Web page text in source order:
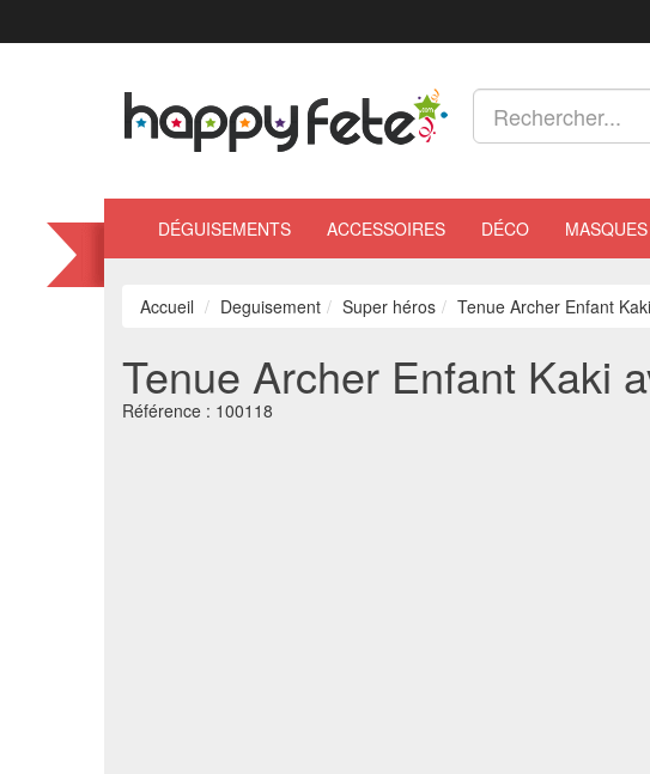
DÉGUISEMENTS ACCESSOIRES DÉCO MASQUES
Accueil Deguisement Super héros Tenue Archer Enfant
Tenue Archer Enfant Kaki
Référence : 100118